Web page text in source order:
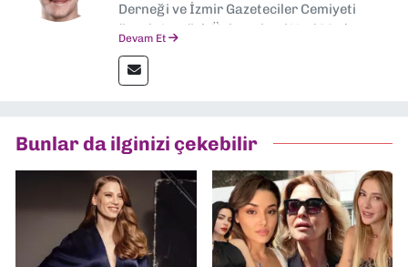
Derneği ve İzmir Gazeteciler Cemiyeti
üyesi. Atatürk Üniversitesi Yeni Medya ve
Fakültesi Gazetecilik Bölümü mezunu. 2006
yılından bu yana gazetecilik yapıyor.
Devam Et
Bunlar da ilginizi çekebilir